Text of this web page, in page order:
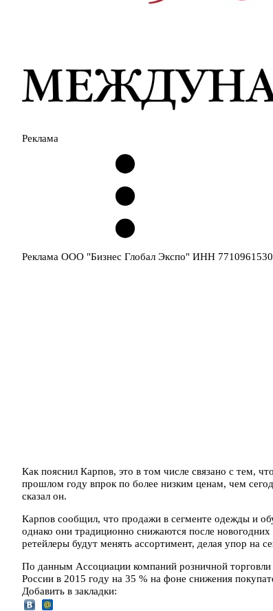
Реклама
Реклама ООО "Бизнес Глобал Экспо" ИНН 7710961530
Как пояснил Карпов, это в том числе связано с тем,
прошлом году впрок по более низким ценам, чем
сказал он.
Карпов сообщил, что продажи в сегменте одежды и
однако они традиционно снижаются после
ретейлеры будут менять ассортимент, делая упор на
По данным Ассоциации компаний розничной
России в 2015 году на 35 % на фоне снижения
Добавить в закладки: